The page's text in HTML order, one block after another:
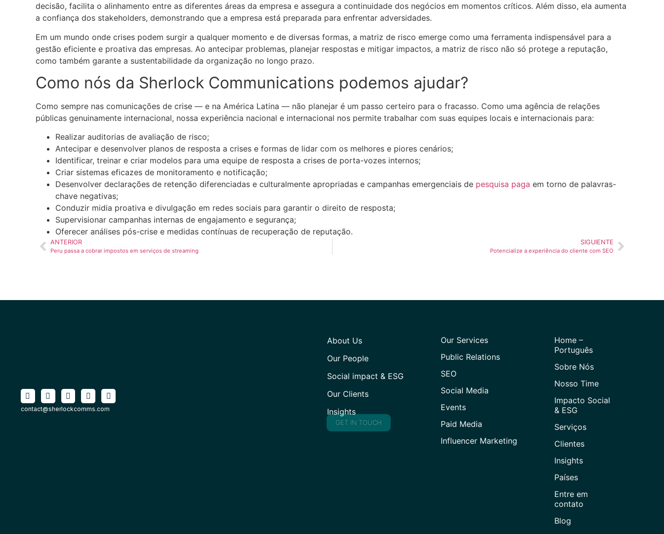
decisão, facilita o alinhamento entre as diferentes áreas da empresa e assegura a continuidade dos negócios em momentos críticos. Além disso, ela aumenta
a confiança dos stakeholders, demonstrando que a empresa está preparada para enfrentar adversidades.
Em um mundo onde crises podem surgir a qualquer momento e de diversas formas, a matriz de risco emerge como uma ferramenta indispensável para a
gestão eficiente e proativa das empresas. Ao antecipar problemas, planejar respostas e mitigar impactos, a matriz de risco não só protege a reputação,
como também garante a sustentabilidade da organização no longo prazo.
Como nós da Sherlock Communications podemos ajudar?
Como sempre nas comunicações de crise — e na América Latina — não planejar é um passo certeiro para o fracasso. Como uma agência de relações
públicas genuinamente internacional, nossa experiência nacional e internacional nos permite trabalhar com suas equipes locais e internacionais para:
Realizar auditorias de avaliação de risco;
Antecipar e desenvolver planos de resposta a crises e formas de lidar com os melhores e piores cenários;
Identificar, treinar e criar modelos para uma equipe de resposta a crises de porta-vozes internos;
Criar sistemas eficazes de monitoramento e notificação;
Desenvolver declarações de retenção diferenciadas e culturalmente apropriadas e campanhas emergenciais de pesquisa paga em torno de palavras-
chave negativas;
Conduzir midia proativa e divulgação em redes sociais para garantir o direito de resposta;
Supervisionar campanhas internas de engajamento e segurança;
Oferecer análises pós-crise e medidas contínuas de recuperação de reputação.
ANTERIOR
Peru passa a cobrar impostos em serviços de streaming
SIGUIENTE
Potencialize a experiência do cliente com SEO
contact@sherlockcomms.com
About Us
Our People
Social impact & ESG
Our Clients
Insights
GET IN TOUCH
Our Services
Public Relations
SEO
Social Media
Events
Paid Media
Influencer Marketing
Home –
Português
Sobre Nós
Nosso Time
Impacto Social
& ESG
Serviços
Clientes
Insights
Países
Entre em
contato
Blog